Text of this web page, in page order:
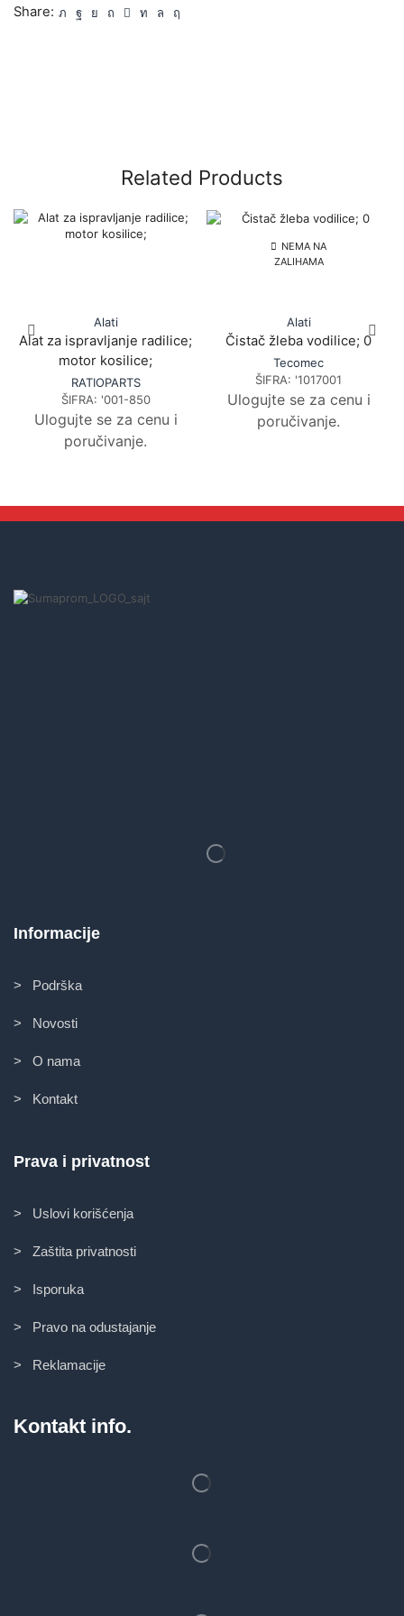
Share:
Related Products
Alati
Alat za ispravljanje radilice;
motor kosilice;
RATIOPARTS
ŠIFRA: '001-850
Ulogujte se za cenu i
poručivanje.
NEMA NA
ZALIHAMA
Alati
Čistač žleba vodilice; 0
Tecomec
ŠIFRA: '1017001
Ulogujte se za cenu i
poručivanje.
Informacije
> Podrška
> Novosti
> O nama
> Kontakt
Prava i privatnost
> Uslovi korišćenja
> Zaštita privatnosti
> Isporuka
> Pravo na odustajanje
> Reklamacije
Kontakt info.